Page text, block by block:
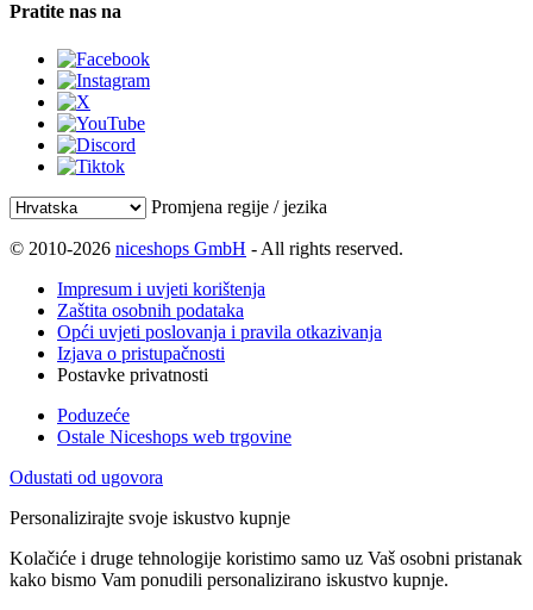
Pratite nas na
Promjena regije / jezika
© 2010-2026 niceshops GmbH - All rights reserved.
Impresum i uvjeti korištenja
Zaštita osobnih podataka
Opći uvjeti poslovanja i pravila otkazivanja
Izjava o pristupačnosti
Postavke privatnosti
Poduzeće
Ostale Niceshops web trgovine
Odustati od ugovora
Personalizirajte svoje iskustvo kupnje
Kolačiće i druge tehnologije koristimo samo uz Vaš osobni pristanak
kako bismo Vam ponudili personalizirano iskustvo kupnje.